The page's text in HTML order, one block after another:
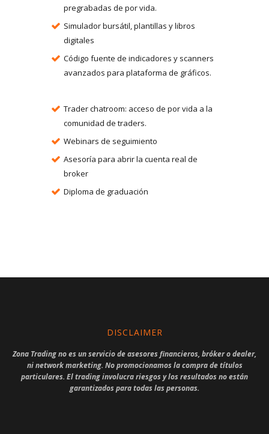
pregrabadas de por vida.
Simulador bursátil, plantillas y libros
digitales
Código fuente de indicadores y scanners
avanzados para plataforma de gráficos.
Trader chatroom: acceso de por vida a la
comunidad de traders.
Webinars de seguimiento
Asesoría para abrir la cuenta real de
broker
Diploma de graduación
DISCLAIMER
Zona Trading no es un servicio de asesores financieros, bróker o dealer,
ni network marketing. No promocionamos la compra de títulos
particulares. El trading involucra riesgos y los resultados no están
garantizados para todas las personas.